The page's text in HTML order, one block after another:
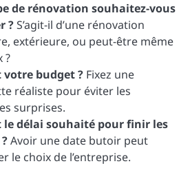
de rénovation souhaitez-vous
?S’agit-il d’une rénovation
extérieure, ou peut-être même
?
votre budget ? Fixez une
réaliste pour éviter les
surprises.
le délai souhaité pour finir les
Avoir une date butoir peut
le choix de l’entreprise.